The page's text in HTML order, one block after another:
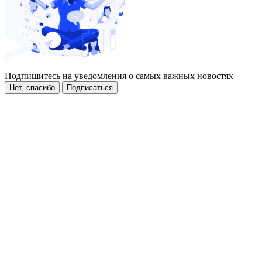
Подпишитесь на уведомления о самых важных новостях
Нет, спасибо Подписаться